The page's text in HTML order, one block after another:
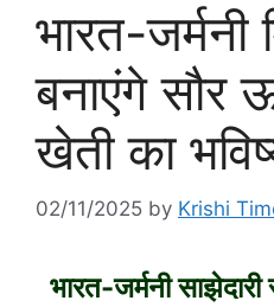
भारत-
बनाएंगे सौर
खेती का
02/11/2025 by Krishi
भारत-जर्मनी